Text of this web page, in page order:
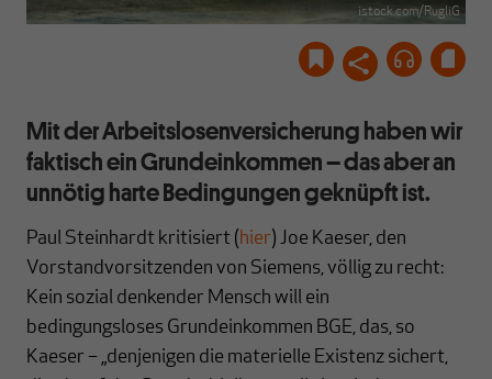
istock.com/RugliG
Mit der Arbeitslosenversicherung haben wir
faktisch ein Grundeinkommen – das aber an
unnötig harte Bedingungen geknüpft ist.
Paul Steinhardt kritisiert (hier) Joe Kaeser, den
Vorstandvorsitzenden von Siemens, völlig zu recht:
Kein sozial denkender Mensch will ein
bedingungsloses Grundeinkommen BGE, das, so
Kaeser – „denjenigen die materielle Existenz sichert,